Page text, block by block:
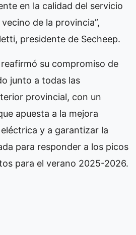
en la calidad del servicio
de la provincia”,
presidente de Secheep.
su compromiso de
junto a todas las
provincial, con un
apuesta a la mejora
y a garantizar la
para responder a los picos
para el verano 2025-2026.